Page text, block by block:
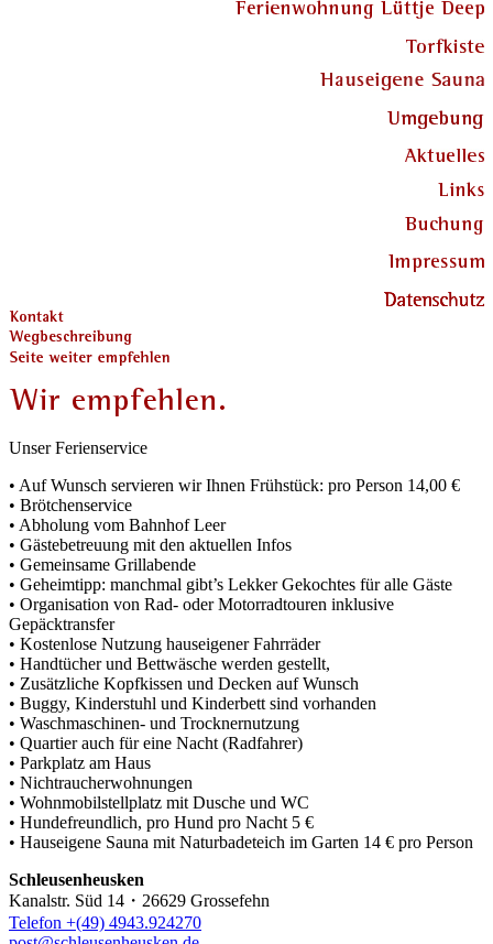
Unser Ferienservice
• Auf Wunsch servieren wir Ihnen Frühstück: pro Person 14,00 €
• Brötchenservice
• Abholung vom Bahnhof Leer
• Gästebetreuung mit den aktuellen Infos
• Gemeinsame Grillabende
• Geheimtipp: manchmal gibt’s Lekker Gekochtes für alle Gäste
• Organisation von Rad- oder Motorradtouren inklusive
Gepäcktransfer
• Kostenlose Nutzung hauseigener Fahrräder
• Handtücher und Bettwäsche werden gestellt,
• Zusätzliche Kopfkissen und Decken auf Wunsch
• Buggy, Kinderstuhl und Kinderbett sind vorhanden
• Waschmaschinen- und Trocknernutzung
• Quartier auch für eine Nacht (Radfahrer)
• Parkplatz am Haus
• Nichtraucherwohnungen
• Wohnmobilstellplatz mit Dusche und WC
• Hundefreundlich, pro Hund pro Nacht 5 €
• Hauseigene Sauna mit Naturbadeteich im Garten 14 € pro Person
Schleusenheusken
Kanalstr. Süd 14・26629 Grossefehn
Telefon +(49) 4943.924270